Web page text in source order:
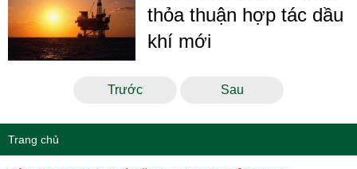
thỏa thuận hợp tác dầu
khí mới
Trước Sau
Trang chủ